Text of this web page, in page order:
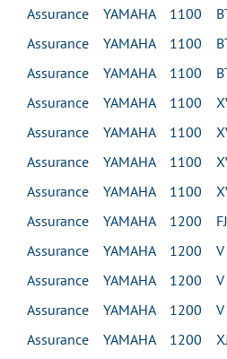
Assurance YAMAHA 1100 BT
Assurance YAMAHA 1100 BT
Assurance YAMAHA 1100 BT
Assurance YAMAHA 1100
Assurance YAMAHA 1100
Assurance YAMAHA 1100
Assurance YAMAHA 1100
Assurance YAMAHA 1200 FJ
Assurance YAMAHA 1200 V
Assurance YAMAHA 1200 V
Assurance YAMAHA 1200 V
Assurance YAMAHA 1200